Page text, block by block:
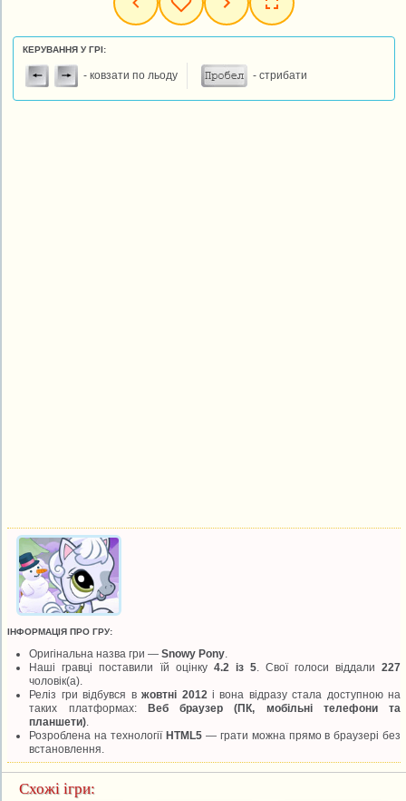
КЕРУВАННЯ У ГРІ:
- ковзати по льоду - стрибати
ІНФОРМАЦІЯ ПРО ГРУ:
Оригінальна назва гри —Snowy Pony
Наші гравці поставили їй оцінку 4.2 із 5. Свої голоси віддали227
чоловік(а).
Реліз гри відбувся вжовтні 2012 і вона відразу стала доступною на
таких платформах: Веб браузер (ПК, мобільні телефони та
планшети)
Розроблена на технології HTML5— грати можна прямо в браузері без
встановлення.
Схожі ігри: